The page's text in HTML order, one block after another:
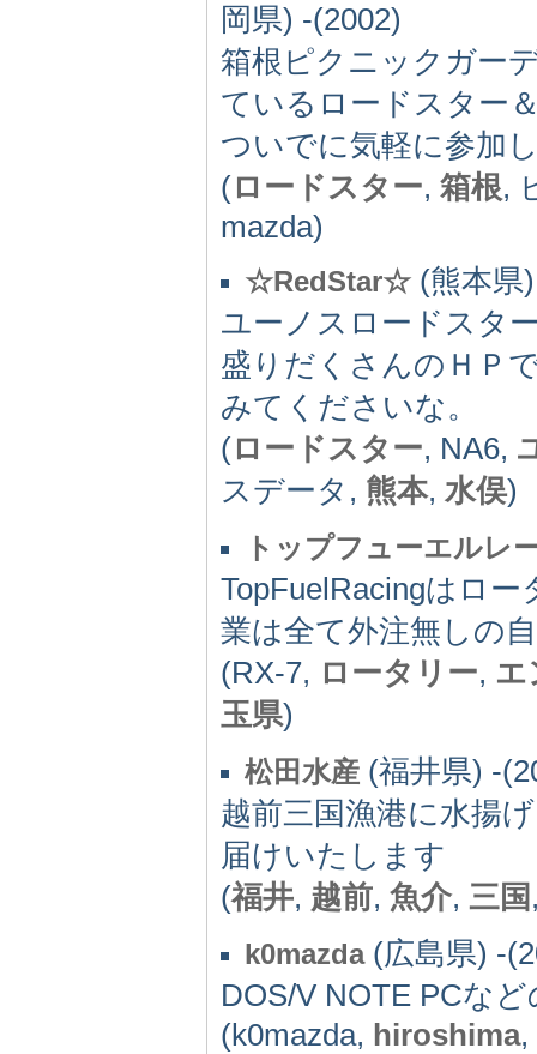
岡県) -(2002)
箱根ピクニックガー
ているロードスター
ついでに気軽に参加
(ロードスター, 箱根,
mazda)
☆RedStar☆ (熊本県
ユーノスロードスタ
盛りだくさんのＨＰ
みてくださいな。
(ロードスター, NA6,
スデータ, 熊本, 水俣)
トップフューエルレ
TopFuelRacingはロ
業は全て外注無しの
(RX-7, ロータリー, エ
玉県)
松田水産 (福井県) -
越前三国漁港に水揚
届けいたします
(福井, 越前, 魚介, 三国
k0mazda(広島県) -
DOS/V NOTE PCな
(k0mazda, hiroshima,